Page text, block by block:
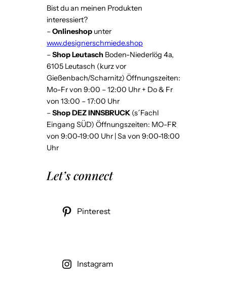
Bist du an meinen Produkten
interessiert?
–Onlineshop unter
www.designerschmiede.shop
–Shop Leutasch Boden-Niederlög 4a,
6105 Leutasch (kurz vor
Gießenbach/Scharnitz) Öffnungszeiten:
Mo-Fr von 9:00 – 12:00 Uhr + Do & Fr
von 13:00 – 17:00 Uhr
–Shop DEZ INNSBRUCK (s´Fachl
Eingang SÜD) Öffnungszeiten: MO-FR
von 9:00-19:00 Uhr | Sa von 9:00-18:00
Uhr
Let’s connect
Pinterest
Instagram